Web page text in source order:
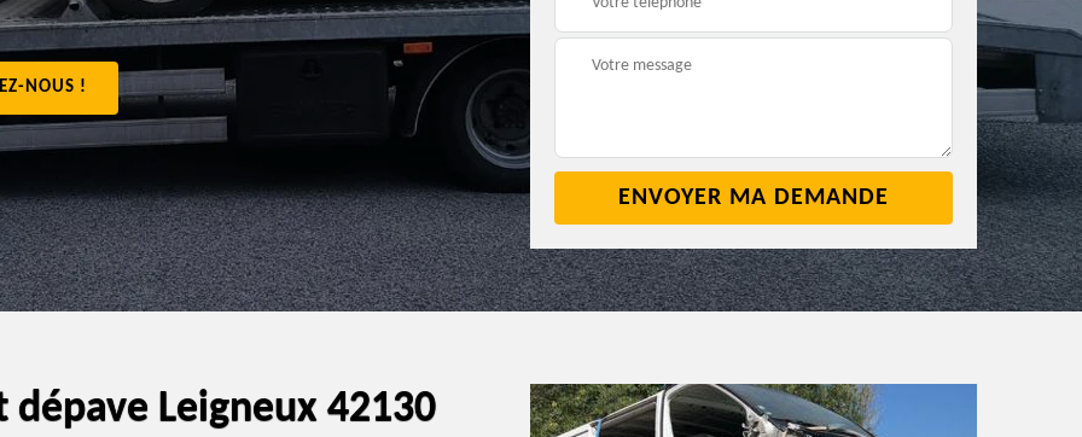
NOUS !
Leigneux 42130